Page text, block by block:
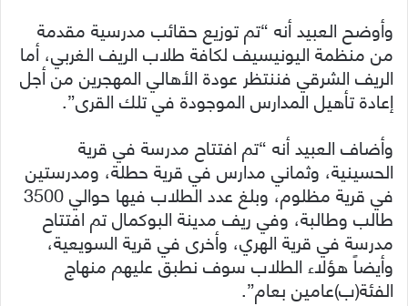
وأوضح العبيد أنه “تم توزيع حقائب مدرسية مقدمة
من منظمة اليونيسيف لكافة طلاب الريف الغربي، أما
الريف الشرقي فننتظر عودة الأهالي المهجرين من أجل
إعادة تأهيل المدارس الموجودة في تلك القرى”.
وأضاف العبيد أنه “تم افتتاح مدرسة في قرية
الحسينية، وثماني مدارس في قرية حطلة، ومدرستين
في قرية مظلوم، وبلغ عدد الطلاب فيها حوالي 3500
طالب وطالبة، وفي ريف مدينة البوكمال تم افتتاح
مدرسة في قرية الهري، وأخرى في قرية السويعية،
وأيضاً هؤلاء الطلاب سوف نطبق عليهم منهاج
الفئة(ب)عامين بعام”.